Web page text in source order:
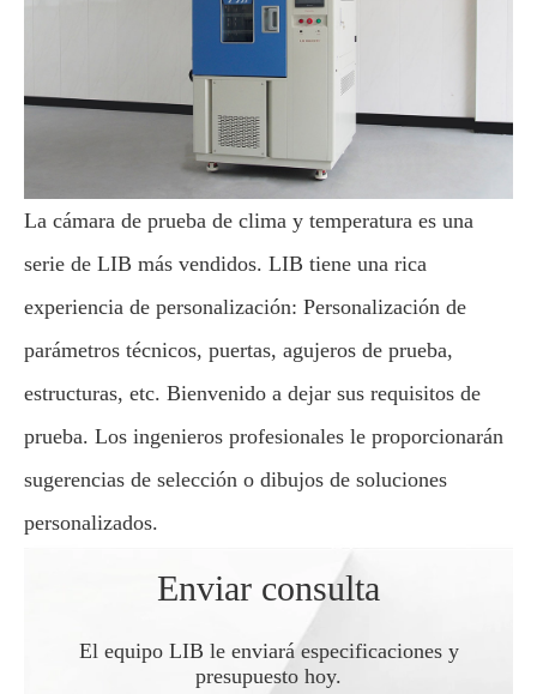
La cámara de prueba de clima y temperatura es una
serie de LIB más vendidos. LIB tiene una rica
experiencia de personalización: Personalización de
parámetros técnicos, puertas, agujeros de prueba,
estructuras, etc. Bienvenido a dejar sus requisitos de
prueba. Los ingenieros profesionales le proporcionarán
sugerencias de selección o dibujos de soluciones
personalizados.
Enviar consulta
El equipo LIB le enviará especificaciones y
presupuesto hoy.